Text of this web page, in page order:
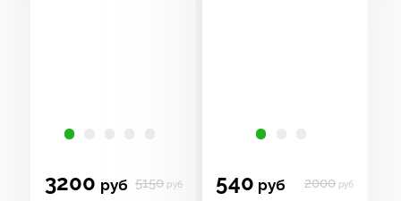
3200 руб 5150 руб 540 руб 2000 руб